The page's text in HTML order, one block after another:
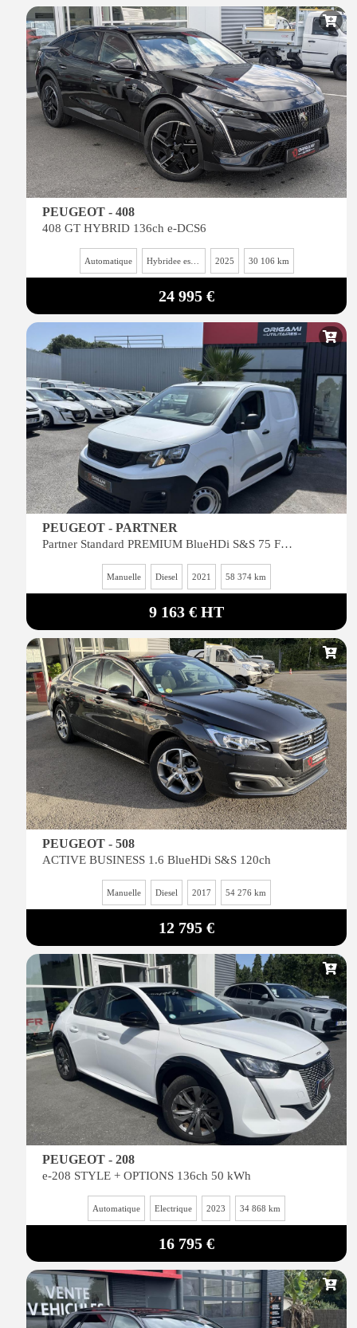
PEUGEOT - 408
408 GT HYBRID 136ch e-DCS6
Automatique Hybridee essence 2025 30 106 km
24 995 €
PEUGEOT - PARTNER
Partner Standard PREMIUM BlueHDi S&S 75 FOURGON 650KG
Manuelle Diesel 2021 58 374 km
9 163 € HT
PEUGEOT - 508
ACTIVE BUSINESS 1.6 BlueHDi S&S 120ch
Manuelle Diesel 2017 54 276 km
12 795 €
PEUGEOT - 208
e-208 STYLE + OPTIONS 136ch 50 kWh
Automatique Electrique 2023 34 868 km
16 795 €